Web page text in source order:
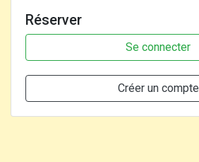
Réserver
Se connecter
Créer un compte